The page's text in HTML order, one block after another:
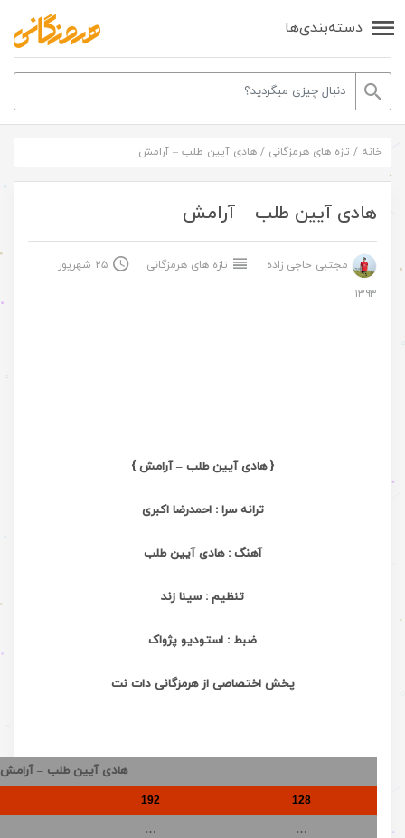
دسته‌بندی‌ها
خانه / تازه های هرمزگانی / هادی آیین طلب – آرامش
هادی آیین طلب – آرامش
مجتبی حاجی زاده تازه های هرمزگانی
۲۵ شهریور
۱۳۹۳
{ هادی آیین طلب – آرامش }
ترانه سرا : احمدرضا اکبری
آهنگ : هادی آیین طلب
تنظیم : سینا زند
ضبط : استودیو پژواک
پخش اختصاصی از هرمزگانی دات نت
هادی آیین طلب – آرامش
128
192
…
…